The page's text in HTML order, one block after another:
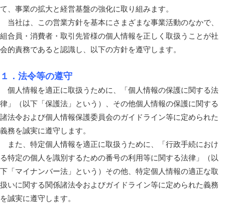
て、事業の拡大と経営基盤の強化に取り組みます。
当社は、この営業方針を基本にさまざまな事業活動のなかで、
組合員・消費者・取引先皆様の個人情報を正しく取扱うことが社
会的責務であると認識し、以下の方針を遵守します。
１．法令等の遵守
個人情報を適正に取扱うために、「個人情報の保護に関する法
律」（以下「保護法」という）、その他個人情報の保護に関する
諸法令および個人情報保護委員会のガイドライン等に定められた
義務を誠実に遵守します。
また、特定個人情報を適正に取扱うために、「行政手続におけ
る特定の個人を識別するための番号の利用等に関する法律」（以
下「マイナンバー法」という）その他、特定個人情報の適正な取
扱いに関する関係諸法令およびガイドライン等に定められた義務
を誠実に遵守します。